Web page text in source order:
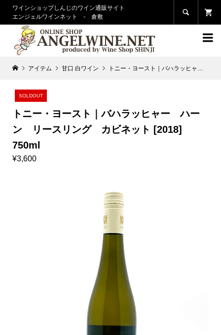
ワインショップしんじのワイン通販サイト
エンジェルワインネット - 倉敷


アイテム 甘口 白ワイン トニー・ヨースト｜バハラッヒャー ハーン リースリング カビネット [2018] 750ml
SOLDOUT
トニー・ヨースト｜バハラッヒャー ハー
ン リースリング カビネット [2018]
750ml
¥3,600